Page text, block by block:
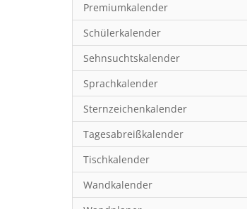
Premiumkalender
Schülerkalender
Sehnsuchtskalender
Sprachkalender
Sternzeichenkalender
Tagesabreißkalender
Tischkalender
Wandkalender